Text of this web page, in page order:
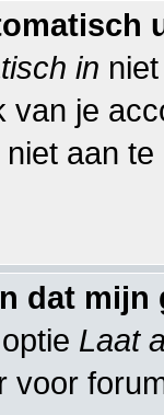
in
van je
aan
dat
Laat
voor